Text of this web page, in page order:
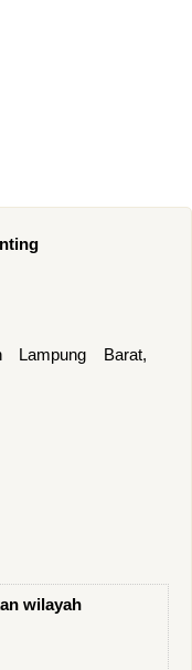
Lampung Barat,
wilayah